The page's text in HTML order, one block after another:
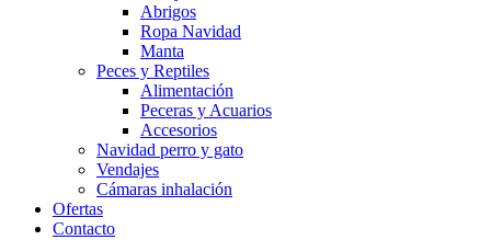
Abrigos
Ropa Navidad
Manta
Peces y Reptiles
Alimentación
Peceras y Acuarios
Accesorios
Navidad perro y gato
Vendajes
Cámaras inhalación
Ofertas
Contacto